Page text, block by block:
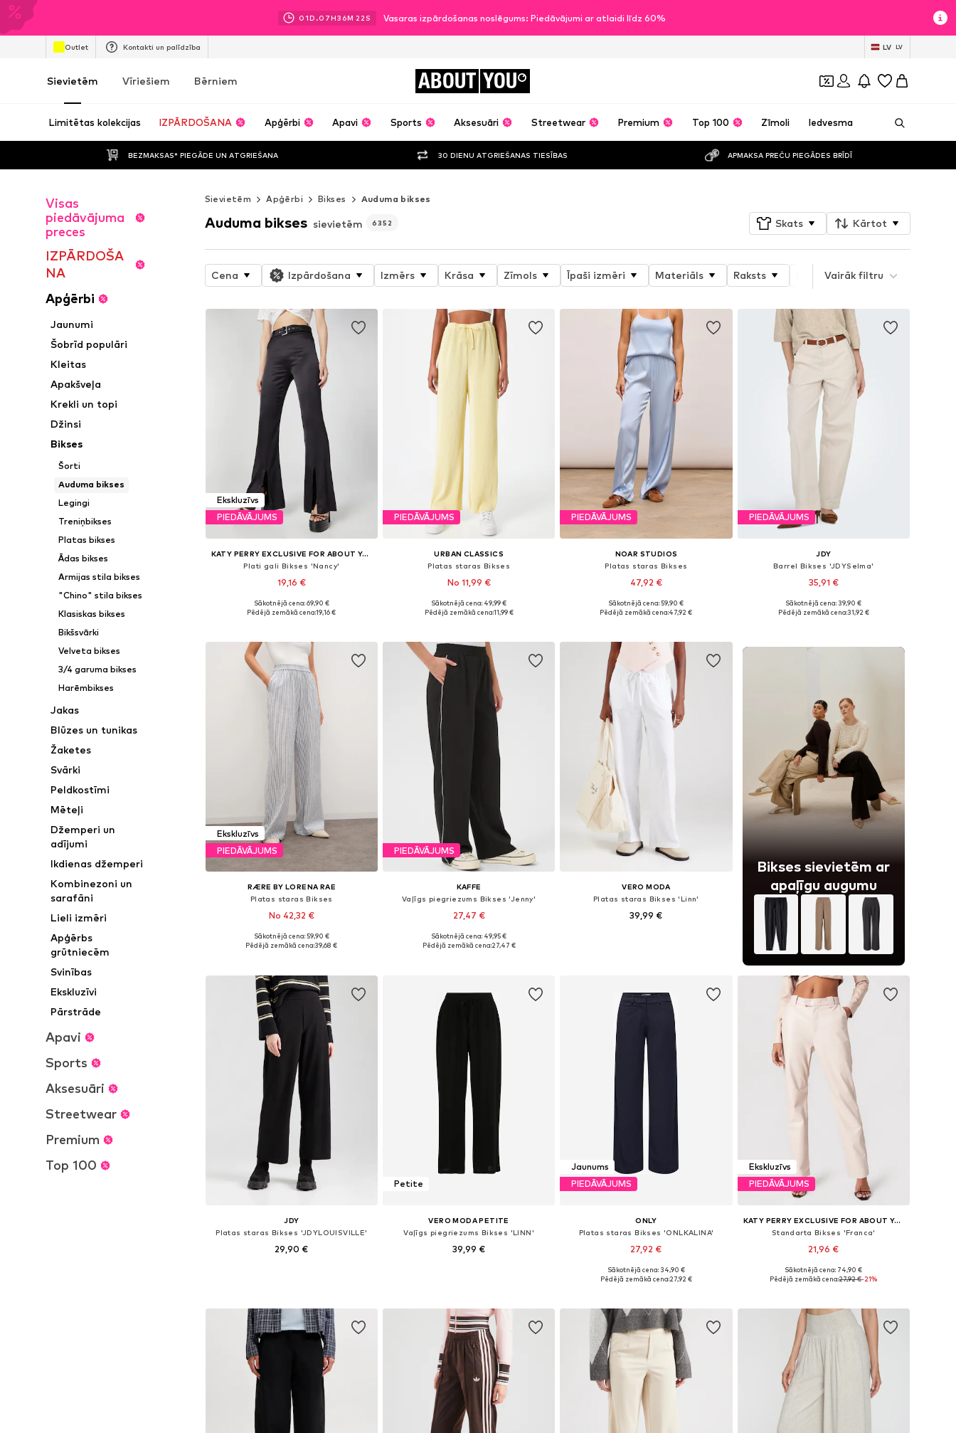
01D.07H36M 19 S Vasaras izpārdošanas noslēgums: Piedāvājumi ar atlaidi līdz 60%
Outlet Kontakti un palīdzība LV LV
Sievietēm Vīriešiem Bērniem ABOUT YOU
Limitētas kolekcijas IZPĀRDOŠANA Apģērbi Apavi Sports Aksesuāri Streetwear Premium Top 100 Zīmoli Iedvesma
BEZMAKSAS* PIEGĀDE UN ATGRIEŠANA 30 DIENU ATGRIEŠANAS TIESĪBAS APMAKSA PREČU PIEGĀDES BRĪDĪ
Visas
piedāvājuma
preces
IZPĀRDOŠA
NA
Apģērbi
Jaunumi
Šobrīd populāri
Kleitas
Apakšveļa
Krekli un topi
Džinsi
Bikses
Šorti
Auduma bikses
Legingi
Treniņbikses
Platas bikses
Ādas bikses
Armijas stila bikses
"Chino" stila bikses
Klasiskas bikses
Bikšsvārki
Velveta bikses
3/4 garuma bikses
Harēmbikses
Jakas
Blūzes un tunikas
Žaketes
Svārki
Peldkostīmi
Mēteļi
Džemperi un
adījumi
Ikdienas džemperi
Kombinezoni un
sarafāni
Lieli izmēri
Apģērbs
grūtniecēm
Svinības
Ekskluzīvi
Pārstrāde
Apavi
Sports
Aksesuāri
Streetwear
Premium
Top 100
Sievietēm Apģērbi Bikses Auduma bikses
Auduma bikses sievietēm 6352 Skats Kārtot
Cena Izpārdošana Izmērs Krāsa Zīmols Īpaši izmēri Materiāls Raksts Produkta īpašības
Vairāk filtru
Ekskluzīvs
PIEDĀVĀJUMS
KATY PERRY EXCLUSIVE FOR ABOUT YOU
Plati gali Bikses 'Nancy'
19,16 €
Pieejamie izmēri: 34, 36, 38, 40, 42, 44
Sākotnējā cena: 69,90 €
Pēdējā zemākā cena:19,16 €
PIEDĀVĀJUMS
URBAN CLASSICS
Platas staras Bikses
No 11,99 €
Pieejamie izmēri: 36, 38, 40, 42, 44
Sākotnējā cena: 49,99 €
Pēdējā zemākā cena:11,99 €
PIEDĀVĀJUMS
NOAR STUDIOS
Platas staras Bikses
47,92 €
Pieejamie izmēri: 38, 40, 42, 44
Sākotnējā cena: 59,90 €
Pēdējā zemākā cena:47,92 €
PIEDĀVĀJUMS
JDY
Barrel Bikses 'JDYSelma'
35,91 €
Sākotnējā cena: 39,90 €
Pēdējā zemākā cena:31,92 €
Ekskluzīvs
PIEDĀVĀJUMS
RÆRE BY LORENA RAE
Platas staras Bikses
No 42,32 €
Pieejams daudzos izmēros
Sākotnējā cena: 59,90 €
Pēdējā zemākā cena:39,68 €
PIEDĀVĀJUMS
KAFFE
Vaļīgs piegriezums Bikses 'Jenny'
27,47 €
Pieejamie izmēri: 34, 36, 38, 40, 42, 44
Sākotnējā cena: 49,95 €
Pēdējā zemākā cena:27,47 €
VERO MODA
Platas staras Bikses 'Linn'
39,99 €
Bikses sievietēm ar
apaļīgu augumu
JDY
Platas staras Bikses 'JDYLOUISVILLE'
29,90 €
Petite
VERO MODA PETITE
Vaļīgs piegriezums Bikses 'LINN'
39,99 €
Jaunums
PIEDĀVĀJUMS
ONLY
Platas staras Bikses 'ONLKALINA'
27,92 €
+1
Sākotnējā cena: 34,90 €
Pēdējā zemākā cena:27,92 €
Ekskluzīvs
PIEDĀVĀJUMS
KATY PERRY EXCLUSIVE FOR ABOUT YOU
Standarta Bikses 'Franca'
21,96 €
Pieejamie izmēri: 34, 36, 38, 40, 42, 44
Sākotnējā cena: 74,90 €
Pēdējā zemākā cena:27,92 €-21%